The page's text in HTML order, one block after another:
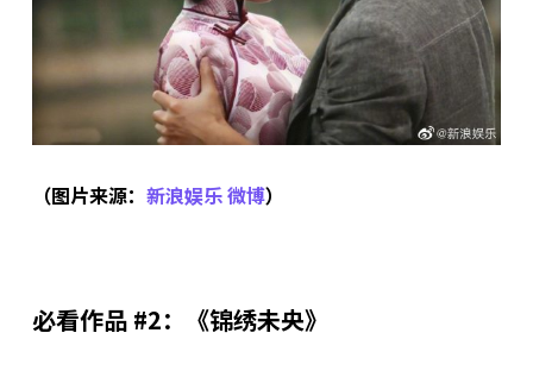
（图片来源： 新浪娱乐 微博）
必看作品 #2：《锦绣未央》